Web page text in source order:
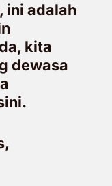
ini adalah
kita
dewasa